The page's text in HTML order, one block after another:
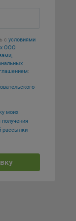
с условиями
ООО
:
моих
рассылки